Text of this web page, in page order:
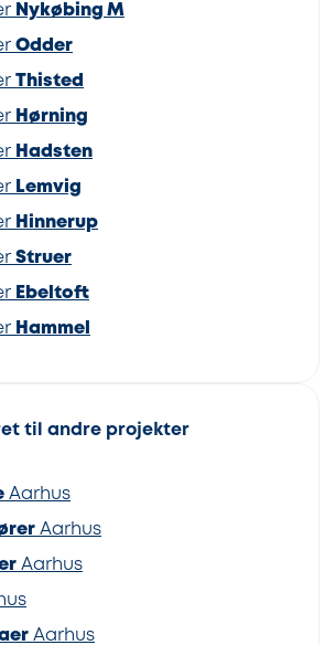
Nykøbing M
Odder
Thisted
Hørning
Hadsten
Lemvig
Hinnerup
Struer
Ebeltoft
Hammel
til andre projekter
Aarhus
Aarhus
Aarhus
Aarhus